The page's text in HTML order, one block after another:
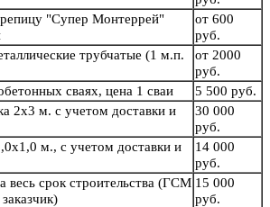
"Супер Монтеррей"
от 600
руб.
трубчатые (1 м.п.
от 2000
руб.
сваях, цена 1 сваи
5 500 руб.
2х3 м. с учетом доставки и
30 000
руб.
м., с учетом доставки и
14 000
руб.
весь срок строительства (ГСМ 15 000
руб.